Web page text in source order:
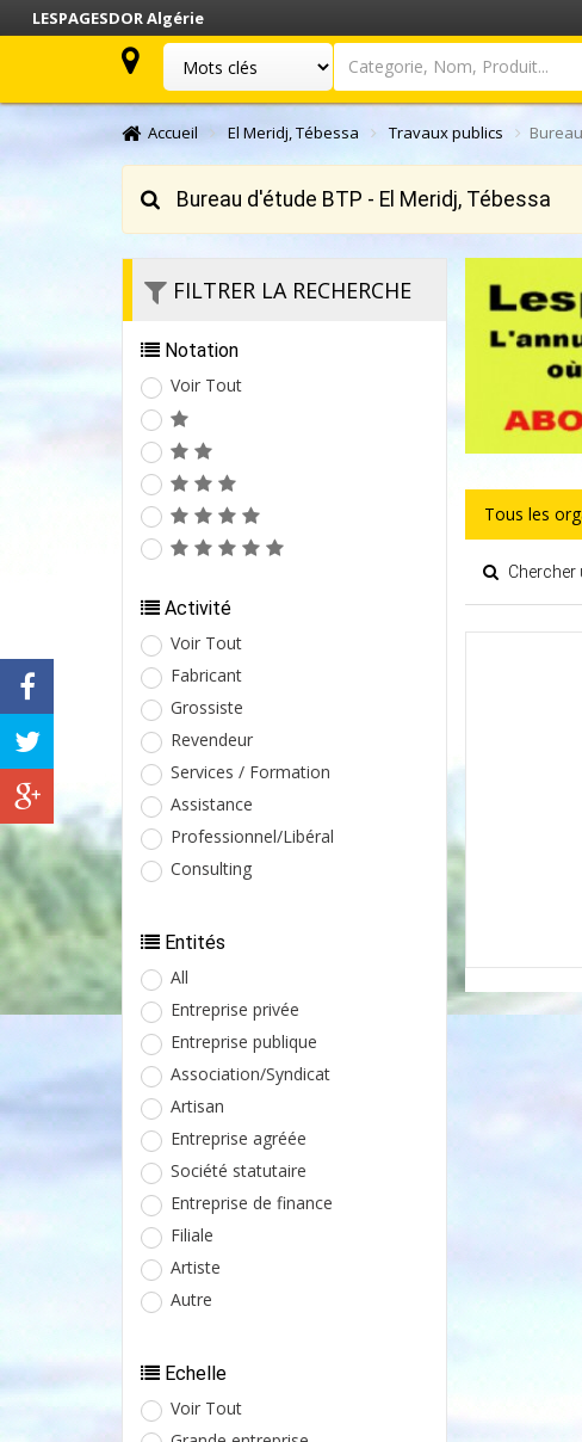
LESPAGESDOR Algérie
Categorie, Nom, Produit...
Accueil El Meridj, Tébessa Travaux publics
Bureau d'étude BTP - El Meridj, Tébessa
FILTRER LA RECHERCHE
Notation
Voir Tout
Activité
Voir Tout
Fabricant
Grossiste
Revendeur
Services / Formation
Assistance
Professionnel/Libéral
Consulting
Entités
All
Entreprise privée
Entreprise publique
Association/Syndicat
Artisan
Entreprise agréée
Société statutaire
Entreprise de finance
Filiale
Artiste
Autre
Echelle
Voir Tout
Tous les
Chercher